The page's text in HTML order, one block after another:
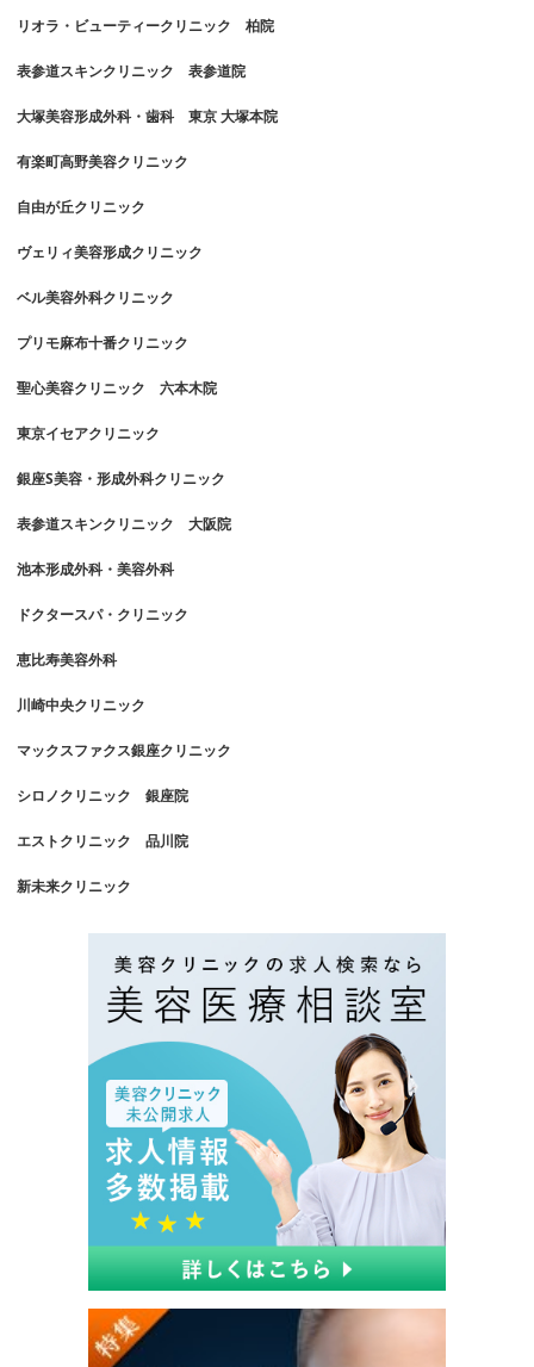
リオラ・ビューティークリニック 柏院
表参道スキンクリニック 表参道院
大塚美容形成外科・歯科 東京 大塚本院
有楽町高野美容クリニック
自由が丘クリニック
ヴェリィ美容形成クリニック
ベル美容外科クリニック
プリモ麻布十番クリニック
聖心美容クリニック 六本木院
東京イセアクリニック
銀座S美容・形成外科クリニック
表参道スキンクリニック 大阪院
池本形成外科・美容外科
ドクタースパ・クリニック
恵比寿美容外科
川崎中央クリニック
マックスファクス銀座クリニック
シロノクリニック 銀座院
エストクリニック 品川院
新未来クリニック